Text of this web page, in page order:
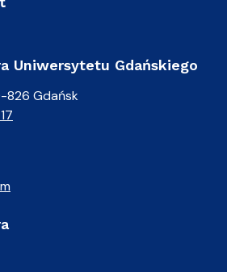
Uniwersytetu Gdańskiego
826 Gdańsk